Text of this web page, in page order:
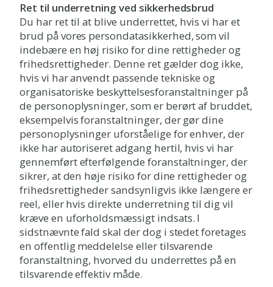
Ret til underretning ved sikkerhedsbrud
Du har ret til at blive underrettet, hvis vi har et
brud på vores persondatasikkerhed, som vil
indebære en høj risiko for dine rettigheder og
frihedsrettigheder. Denne ret gælder dog ikke,
hvis vi har anvendt passende tekniske og
organisatoriske beskyttelsesforanstaltninger på
de personoplysninger, som er berørt af bruddet,
eksempelvis foranstaltninger, der gør dine
personoplysninger uforståelige for enhver, der
ikke har autoriseret adgang hertil, hvis vi har
gennemført efterfølgende foranstaltninger, der
sikrer, at den høje risiko for dine rettigheder og
frihedsrettigheder sandsynligvis ikke længere er
reel, eller hvis direkte underretning til dig vil
kræve en uforholdsmæssigt indsats. I
sidstnævnte fald skal der dog i stedet foretages
en offentlig meddelelse eller tilsvarende
foranstaltning, hvorved du underrettes på en
tilsvarende effektiv måde.